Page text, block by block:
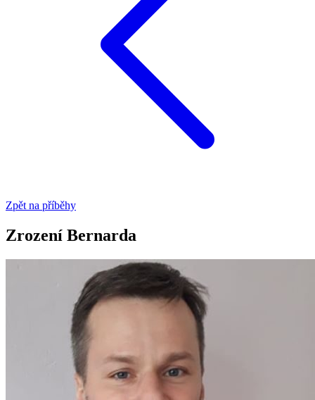
Zpět na příběhy
Zrození Bernarda